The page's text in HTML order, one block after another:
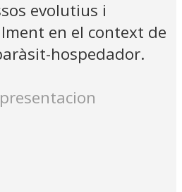
evolutius i
en el context de
hospedador.
presentacion